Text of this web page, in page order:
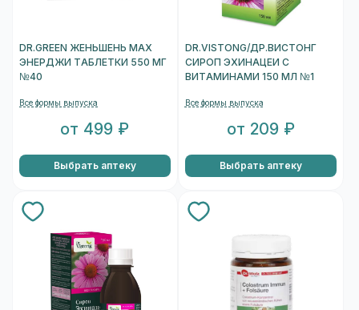
DR.GREEN ЖЕНЬШЕНЬ MAX
ЭНЕРДЖИ ТАБЛЕТКИ 550 МГ
№40
Все формы выпуска
от 499 ₽
Выбрать аптеку
DR.VISTONG/ДР.ВИСТОНГ
СИРОП ЭХИНАЦЕИ С
ВИТАМИНАМИ 150 МЛ №1
Все формы выпуска
от 209 ₽
Выбрать аптеку